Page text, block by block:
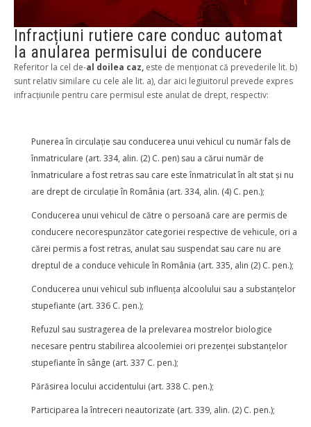
Infracțiuni rutiere care conduc automat
la anularea permisului de conducere
Referitor la cel de-al doilea caz, este de menționat că prevederile lit. b)
sunt relativ similare cu cele ale lit. a), dar aici legiuitorul prevede expres
infracțiunile pentru care permisul este anulat de drept, respectiv:
Punerea în circulație sau conducerea unui vehicul cu număr fals de
înmatriculare (art. 334, alin. (2) C. pen) sau a cărui număr de
înmatriculare a fost retras sau care este înmatriculat în alt stat și nu
are drept de circulație în România (art. 334, alin. (4) C. pen.);
Conducerea unui vehicul de către o persoană care are permis de
conducere necorespunzător categoriei respective de vehicule, ori a
cărei permis a fost retras, anulat sau suspendat sau care nu are
dreptul de a conduce vehicule în România (art. 335, alin (2) C. pen.);
Conducerea unui vehicul sub influența alcoolului sau a substanțelor
stupefiante (art. 336 C. pen.);
Refuzul sau sustragerea de la prelevarea mostrelor biologice
necesare pentru stabilirea alcoolemiei ori prezenței substanțelor
stupefiante în sânge (art. 337 C. pen.);
Părăsirea locului accidentului (art. 338 C. pen.);
Participarea la întreceri neautorizate (art. 339, alin. (2) C. pen.);